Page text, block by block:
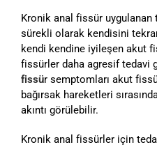
Kronik anal fissür uygulanan
sürekli olarak kendisini
kendi kendine iyileşen akut
fissürler daha agresif tedavi
fissür semptomları akut
bağırsak hareketleri
akıntı görülebilir.
Kronik anal fissürler için